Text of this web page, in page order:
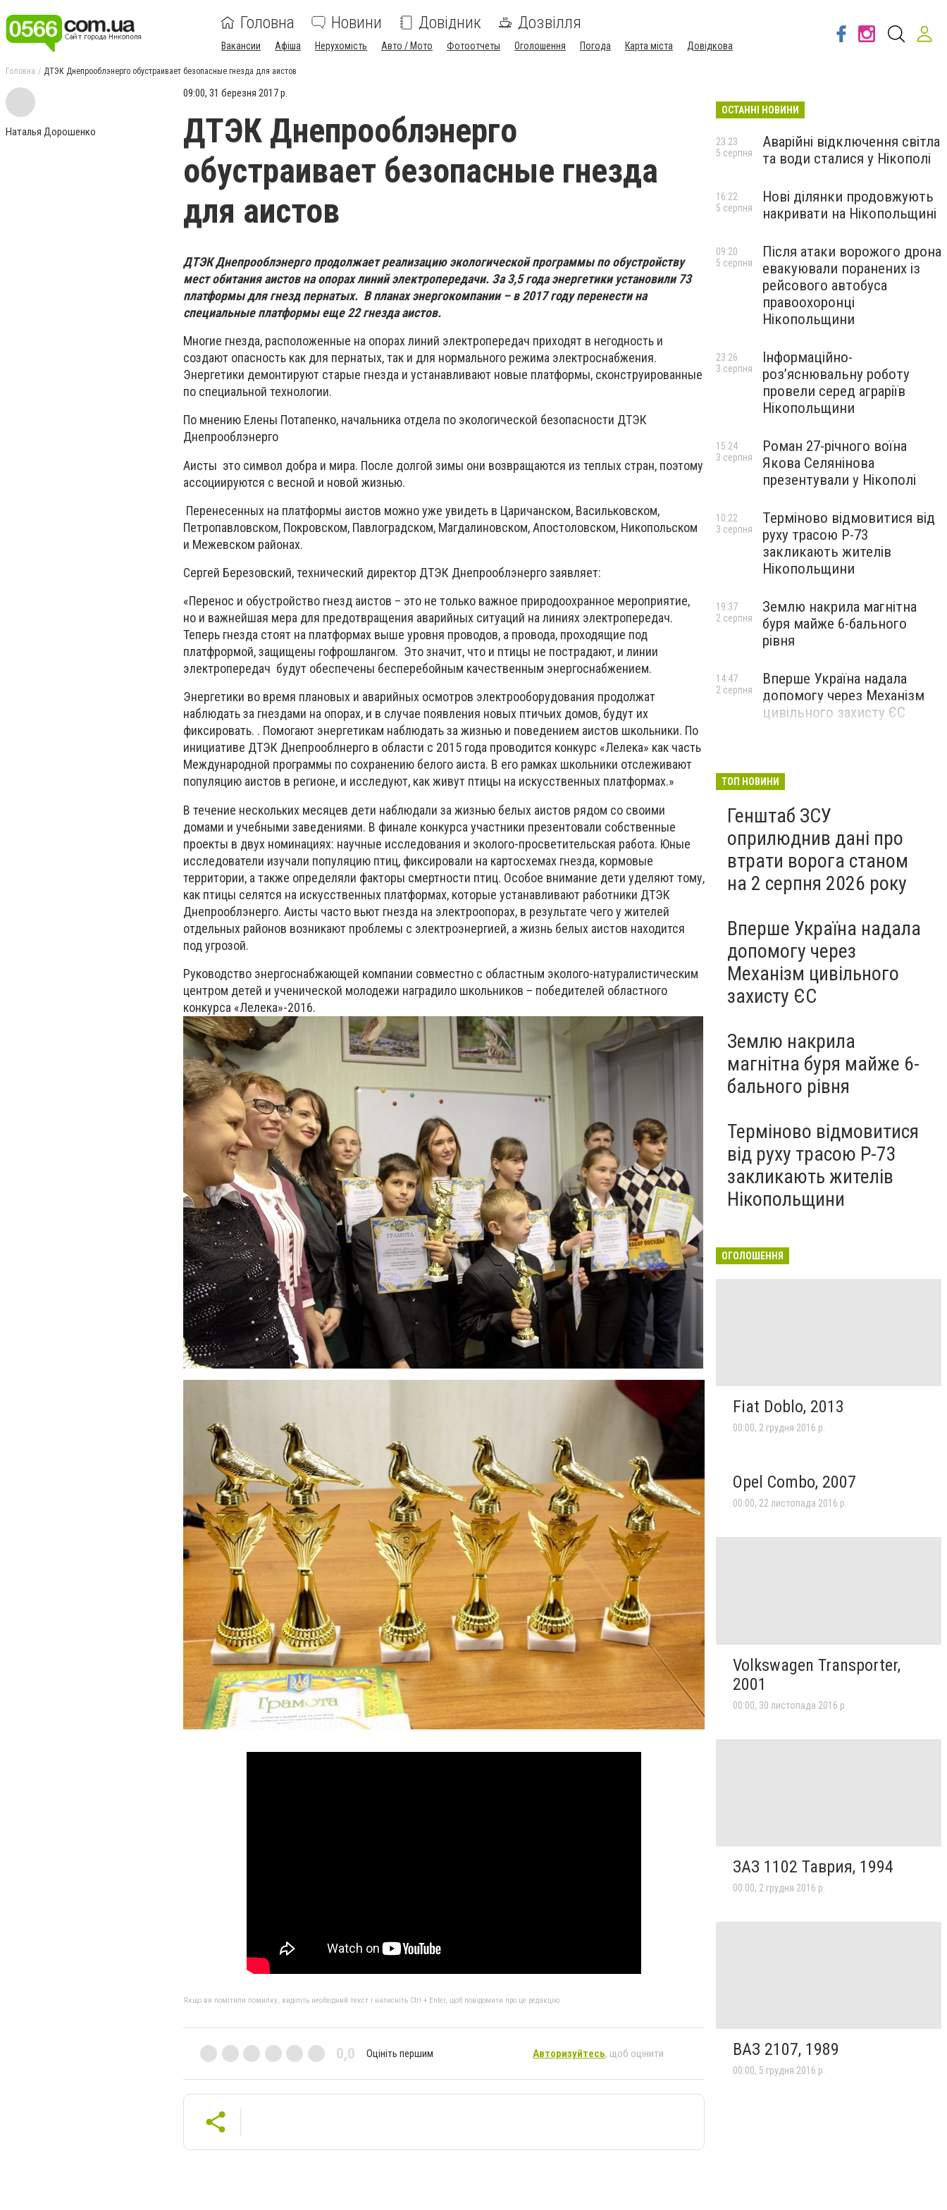
Головна Новини Довідник Дозвілля
Вакансии Афіша Нерухомість Авто / Мото Фотоотчеты Оголошення Погода Карта міста Довідкова
Головна ДТЭК Днепрооблэнерго обустраивает безопасные гнезда для аистов
Наталья Дорошенко
09:00, 31 березня 2017 р.
ДТЭК Днепрооблэнерго
обустраивает безопасные гнезда
для аистов
ДТЭК Днепрооблэнерго продолжает реализацию экологической программы по обустройству
мест обитания аистов на опорах линий электропередачи. За 3,5 года энергетики установили 73
платформы для гнезд пернатых. В планах энергокомпании – в 2017 году перенести на
специальные платформы еще 22 гнезда аистов.
Многие гнезда, расположенные на опорах линий электропередач приходят в негодность и
создают опасность как для пернатых, так и для нормального режима электроснабжения.
Энергетики демонтируют старые гнезда и устанавливают новые платформы, сконструированные
по специальной технологии.
По мнению Елены Потапенко, начальника отдела по экологической безопасности ДТЭК
Днепрооблэнерго
Аисты это символ добра и мира. После долгой зимы они возвращаются из теплых стран, поэтому
ассоциируются с весной и новой жизнью.
Перенесенных на платформы аистов можно уже увидеть в Царичанском, Васильковском,
Петропавловском, Покровском, Павлоградском, Магдалиновском, Апостоловском, Никопольском
и Межевском районах.
Сергей Березовский, технический директор ДТЭК Днепрооблэнерго заявляет:
«Перенос и обустройство гнезд аистов – это не только важное природоохранное мероприятие,
но и важнейшая мера для предотвращения аварийных ситуаций на линиях электропередач.
Теперь гнезда стоят на платформах выше уровня проводов, а провода, проходящие под
платфрормой, защищены гофрошлангом. Это значит, что и птицы не пострадают, и линии
электропередач будут обеспечены бесперебойным качественным энергоснабжением.
Энергетики во время плановых и аварийных осмотров электрооборудования продолжат
наблюдать за гнездами на опорах, и в случае появления новых птичьих домов, будут их
фиксировать. . Помогают энергетикам наблюдать за жизнью и поведением аистов школьники. По
инициативе ДТЭК Днепрооблнерго в области с 2015 года проводится конкурс «Лелека» как часть
Международной программы по сохранению белого аиста. В его рамках школьники отслеживают
популяцию аистов в регионе, и исследуют, как живут птицы на искусственных платформах.»
В течение нескольких месяцев дети наблюдали за жизнью белых аистов рядом со своими
домами и учебными заведениями. В финале конкурса участники презентовали собственные
проекты в двух номинациях: научные исследования и эколого-просветительская работа. Юные
исследователи изучали популяцию птиц, фиксировали на картосхемах гнезда, кормовые
территории, а также определяли факторы смертности птиц. Особое внимание дети уделяют тому,
как птицы селятся на искусственных платформах, которые устанавливают работники ДТЭК
Днепрооблэнерго. Аисты часто вьют гнезда на электроопорах, в результате чего у жителей
отдельных районов возникают проблемы с электроэнергией, а жизнь белых аистов находится
под угрозой.
Руководство энергоснабжающей компании совместно с областным эколого-натуралистическим
центром детей и ученической молодежи наградило школьников – победителей областного
конкурса «Лелека»-2016.
Якщо ви помітили помилку, виділіть необхідний текст і натисніть Ctrl + Enter, щоб повідомити про це редакцію
0,0 Оцініть першим Авторизуйтесь, щоб оцінити
ОСТАННІ НОВИНИ
Аварійні відключення світла
та води сталися у Нікополі
23:23
5 серпня
Нові ділянки продовжують
накривати на Нікопольщині
16:22
5 серпня
Після атаки ворожого дрона
евакуювали поранених із
рейсового автобуса
правоохоронці
Нікопольщини
09:20
5 серпня
Інформаційно-
роз’яснювальну роботу
провели серед аграріїв
Нікопольщини
23:26
3 серпня
Роман 27-річного воїна
Якова Селянінова
презентували у Нікополі
15:24
3 серпня
Терміново відмовитися від
руху трасою Р-73
закликають жителів
Нікопольщини
10:22
3 серпня
Землю накрила магнітна
буря майже 6-бального
рівня
19:37
2 серпня
Вперше Україна надала
допомогу через Механізм
цивільного захисту ЄС
14:47
2 серпня
ТОП НОВИНИ
Генштаб ЗСУ
оприлюднив дані про
втрати ворога станом
на 2 серпня 2026 року
Вперше Україна надала
допомогу через
Механізм цивільного
захисту ЄС
Землю накрила
магнітна буря майже 6-
бального рівня
Терміново відмовитися
від руху трасою Р-73
закликають жителів
Нікопольщини
ОГОЛОШЕННЯ
Fiat Doblo, 2013
00:00, 2 грудня 2016 р.
Opel Combo, 2007
00:00, 22 листопада 2016 р.
Volkswagen Transporter,
2001
00:00, 30 листопада 2016 р.
ЗАЗ 1102 Таврия, 1994
00:00, 2 грудня 2016 р.
ВАЗ 2107, 1989
00:00, 5 грудня 2016 р.